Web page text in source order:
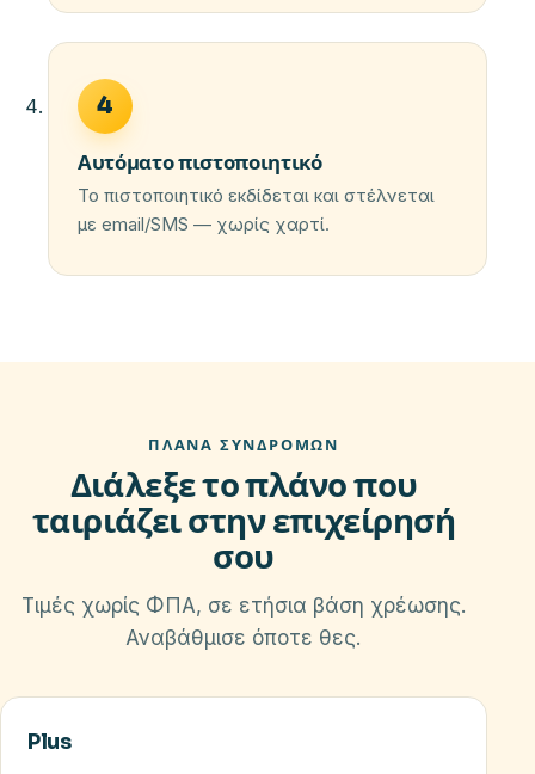
4
Αυτόματο πιστοποιητικό
Το πιστοποιητικό εκδίδεται και στέλνεται
με email/SMS — χωρίς χαρτί.
ΠΛΆΝΑ ΣΥΝΔΡΟΜΏΝ
Διάλεξε το πλάνο που
ταιριάζει στην επιχείρησή
σου
Τιμές χωρίς ΦΠΑ, σε ετήσια βάση χρέωσης.
Αναβάθμισε όποτε θες.
Plus